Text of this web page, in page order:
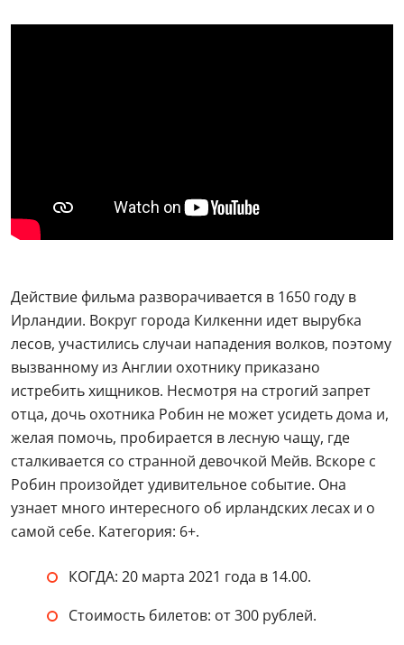
Действие фильма разворачивается в 1650 году в
Ирландии. Вокруг города Килкенни идет вырубка
лесов, участились случаи нападения волков, поэтому
вызванному из Англии охотнику приказано
истребить хищников. Несмотря на строгий запрет
отца, дочь охотника Робин не может усидеть дома и,
желая помочь, пробирается в лесную чащу, где
сталкивается со странной девочкой Мейв. Вскоре с
Робин произойдет удивительное событие. Она
узнает много интересного об ирландских лесах и о
самой себе. Категория: 6+.
КОГДА: 20 марта 2021 года в 14.00.
Стоимость билетов: от 300 рублей.